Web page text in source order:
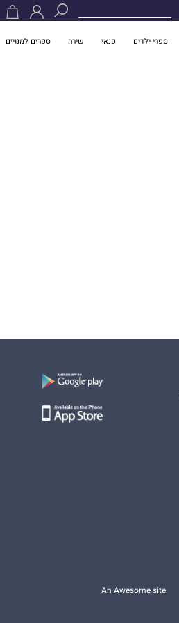
ספרי ילדים פנאי שירה ספרים למנויים
An Awesome site